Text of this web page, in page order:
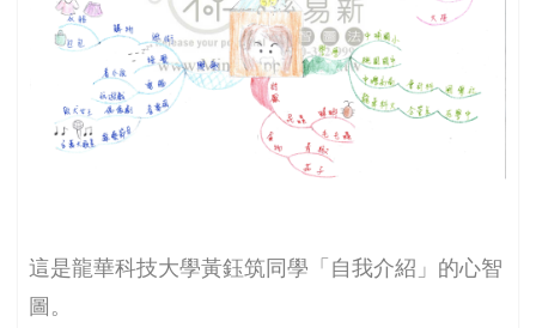
這是龍華科技大學黃鈺筑同學「自我介紹」的心智
圖。